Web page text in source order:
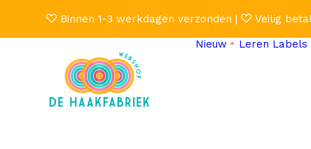
Binnen 1-3 werkdagen verzonden | Veilig
Nieuw
Leren Labels